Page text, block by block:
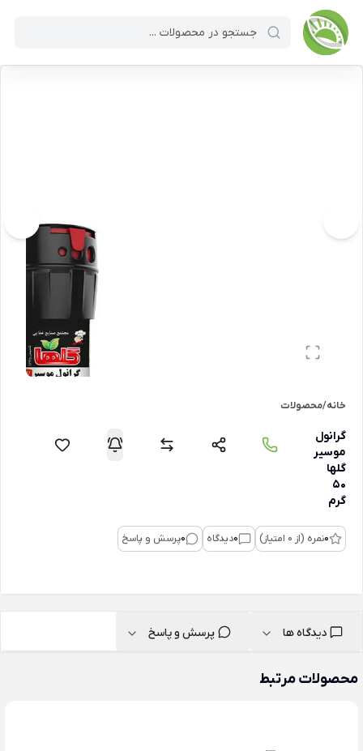
خانه/محصولات
گرانول
موسیر
گلها
50
گرم
0نمره (از 0 امتیاز) 0دیدگاه 0پرسش و پاسخ
دیدگاه ها پرسش و پاسخ
محصولات مرتبط